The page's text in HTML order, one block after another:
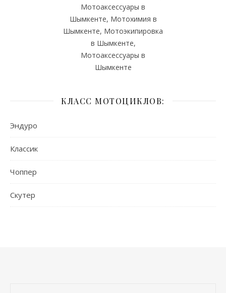
Мотоаксессуары в
Шымкенте, Мотохимия в
Шымкенте, Мотоэкипировка
в Шымкенте,
Мотоаксессуары в
Шымкенте
КЛАСС МОТОЦИКЛОВ:
Эндуро
Классик
Чоппер
Скутер